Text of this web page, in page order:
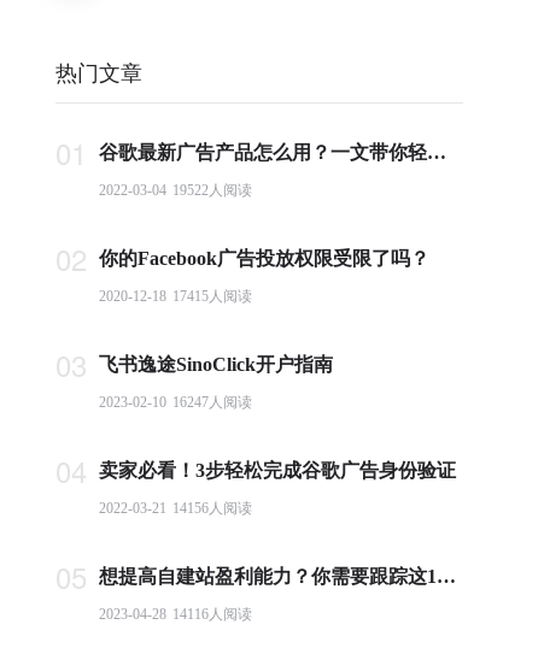
热门文章
01 谷歌最新广告产品怎么用？一文带你轻松掌握PMax投放要点
2022-03-04 19522人阅读
02 你的Facebook广告投放权限受限了吗？
2020-12-18 17415人阅读
03 飞书逸途SinoClick开户指南
2023-02-10 16247人阅读
04 卖家必看！3步轻松完成谷歌广告身份验证
2022-03-21 14156人阅读
05 想提高自建站盈利能力？你需要跟踪这10个基本电商指标
2023-04-28 14116人阅读